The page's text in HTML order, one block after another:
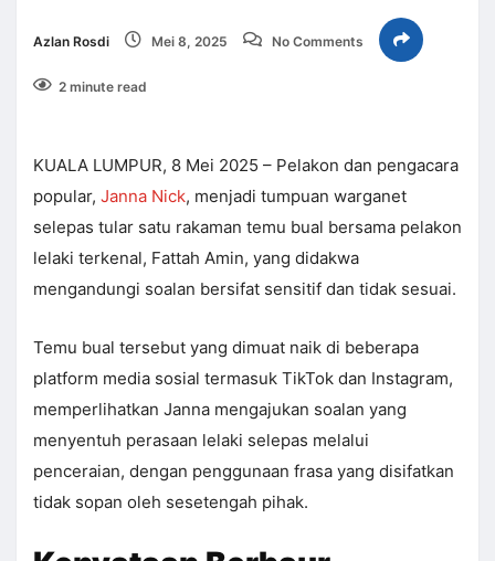
Azlan Rosdi Mei 8, 2025 No Comments
2 minute read
KUALA LUMPUR, 8 Mei 2025 – Pelakon dan pengacara
popular, Janna Nick, menjadi tumpuan warganet
selepas tular satu rakaman temu bual bersama pelakon
lelaki terkenal, Fattah Amin, yang didakwa
mengandungi soalan bersifat sensitif dan tidak sesuai.
Temu bual tersebut yang dimuat naik di beberapa
platform media sosial termasuk TikTok dan Instagram,
memperlihatkan Janna mengajukan soalan yang
menyentuh perasaan lelaki selepas melalui
penceraian, dengan penggunaan frasa yang disifatkan
tidak sopan oleh sesetengah pihak.